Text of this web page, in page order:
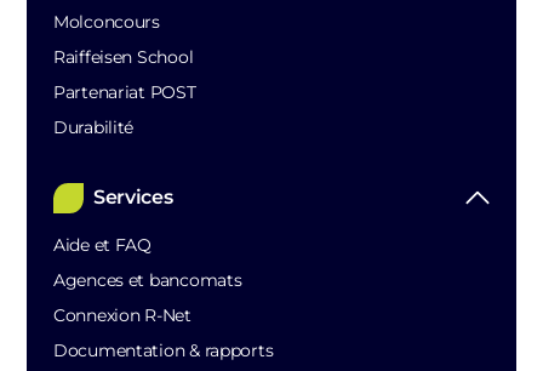
Molconcours
Raiffeisen School
Partenariat POST
Durabilité
Services
Aide et FAQ
Agences et bancomats
Connexion R-Net
Documentation & rapports